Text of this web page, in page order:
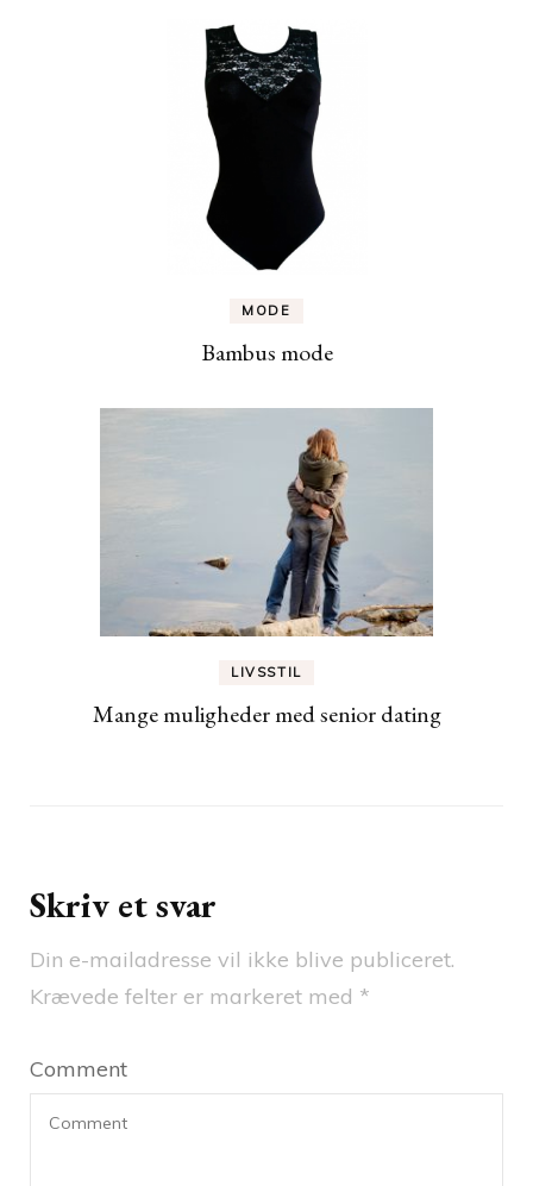
MODE
Bambus mode
LIVSSTIL
Mange muligheder med senior dating
Skriv et svar
Din e-mailadresse vil ikke blive publiceret.
Krævede felter er markeret med *
Comment